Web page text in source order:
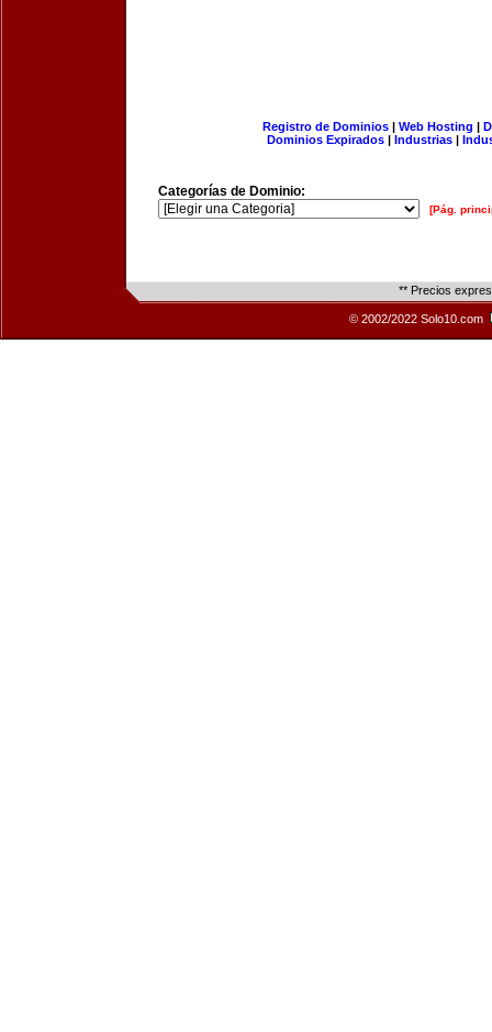
Registro de Dominios| Web Hosting |
Dominios Expirados | Industrias |
Categorías de Dominio:
[Pág.
** Precios
© 2002/2022 Solo10.com